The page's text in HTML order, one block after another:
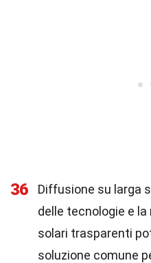
36
Diffusione su larga
delle tecnologie e
solari trasparenti
soluzione comune